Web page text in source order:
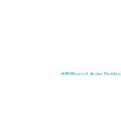
WP2Social Auto